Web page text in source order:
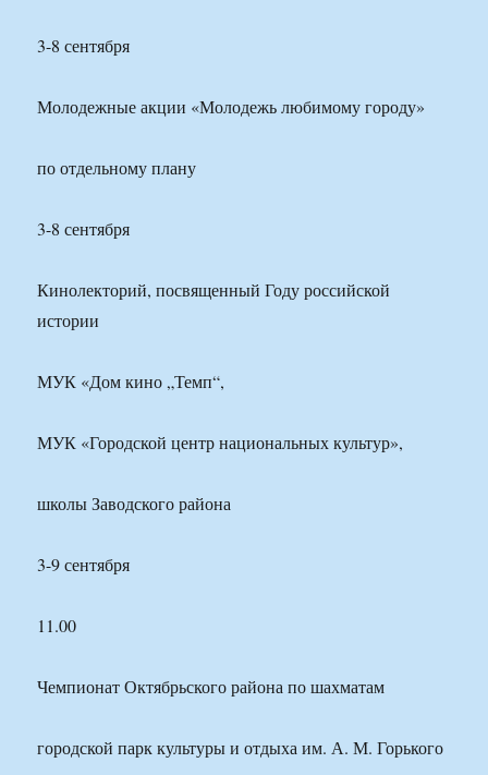
3-8 сентября
Молодежные акции «Молодежь любимому городу»
по отдельному плану
3-8 сентября
Кинолекторий, посвященный Году российской
истории
МУК «Дом кино „Темп“,
МУК «Городской центр национальных культур»,
школы Заводского района
3-9 сентября
11.00
Чемпионат Октябрьского района по шахматам
городской парк культуры и отдыха им. А. М. Горького